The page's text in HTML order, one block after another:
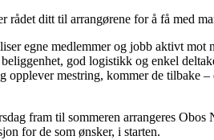
rådet ditt til arrangørene for å få med
egne medlemmer og jobb aktivt mot
beliggenhet, god logistikk og enkel
opplever mestring, kommer de tilbake –
fram til sommeren arrangeres
for de som ønsker, i starten.